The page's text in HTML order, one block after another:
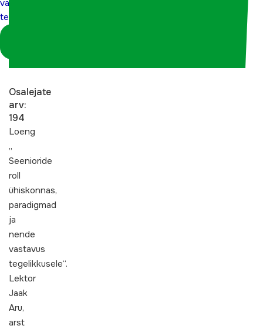
vastavus
tegelikkusele
Osalejate
arv:
194
Loeng
„
Seenioride
roll
ühiskonnas,
paradigmad
ja
nende
vastavus
tegelikkusele“.
Lektor
Jaak
Aru,
arst